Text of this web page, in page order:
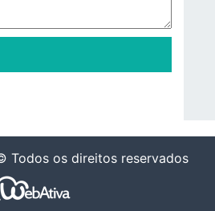
Todos os direitos reservados